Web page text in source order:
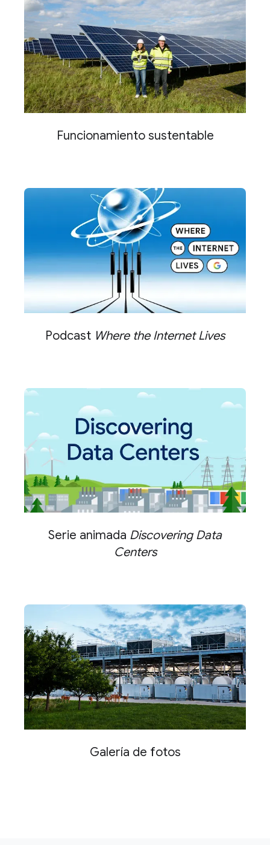
Funcionamiento sustentable
Podcast Where the Internet Lives
Serie animada Discovering Data
Centers
Galería de fotos